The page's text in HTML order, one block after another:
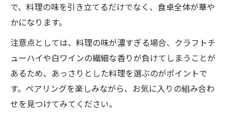
で、料理の味を引き立てるだけでなく、食卓全体が華や
かになります。
注意点としては、料理の味が濃すぎる場合、クラフトチ
ューハイや白ワインの繊細な香りが負けてしまうことが
あるため、あっさりとした料理を選ぶのがポイントで
す。ペアリングを楽しみながら、お気に入りの組み合わ
せを見つけてみてください。